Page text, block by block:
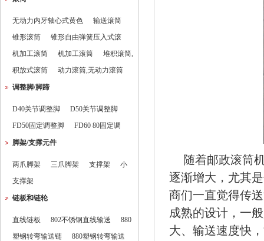
无动力内牙轴心式黄色
输送滚筒
锥形滚筒
锥形自由弹簧压入式滚
机加工滚筒
机加工滚筒
堆积滚筒,
积放式滚筒
动力滚筒,无动力滚筒
调整脚/脚蹄
D40关节调整脚
D50关节调整脚
FD50固定调整脚
FD60 80固定调
脚架/支撑元件
两爪脚架 三爪脚架 支撑架
小
支撑架
链板和链轮
直线链板 802不锈钢直线输送
880
塑钢转弯输送链
880塑钢转弯输送
随着邮政滚筒
逐渐增大，尤其
商们一直觉得传
成熟的设计，一
大、输送速度快